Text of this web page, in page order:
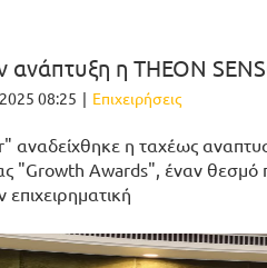
ανάπτυξη η THEON
08:25 | Επιχειρήσεις
η ταχέως
"Growth Awards", έναν